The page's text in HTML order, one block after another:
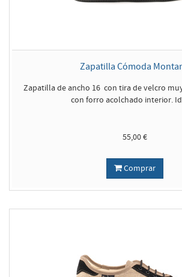
Zapatilla Cómoda
Zapatilla de ancho 16 con tira de velcro
con forro acolchado interior.
55,00 €
Comprar